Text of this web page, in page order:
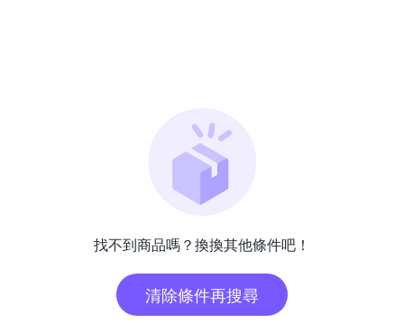
找不到商品嗎？換換其他條件吧！
清除條件再搜尋